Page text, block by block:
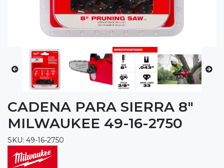
CADENA PARA SIERRA 8"
MILWAUKEE 49-16-2750
SKU: 49-16-2750